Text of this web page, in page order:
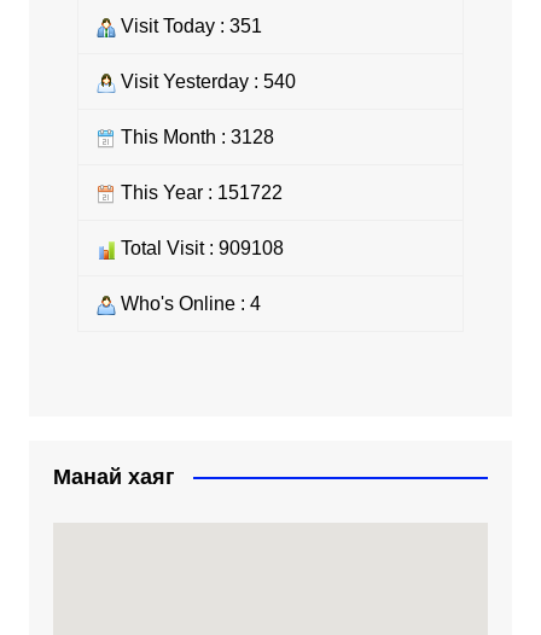
Visit Today : 351
Visit Yesterday : 540
This Month : 3128
This Year : 151722
Total Visit : 909108
Who's Online : 4
Манай хаяг